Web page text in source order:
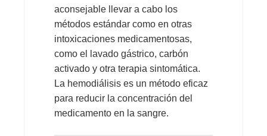
aconsejable llevar a cabo los
métodos estándar como en otras
intoxicaciones medicamentosas,
como el lavado gástrico, carbón
activado y otra terapia sintomática.
La hemodiálisis es un método eficaz
para reducir la concentración del
medicamento en la sangre.